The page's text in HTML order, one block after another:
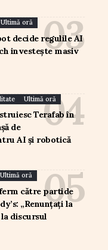
Ultimă oră
decide regulile AI
investește masiv
Ultimă oră
Terafab în
de
AI și robotică
Ultimă oră
către partide
„Renunțați la
discursul